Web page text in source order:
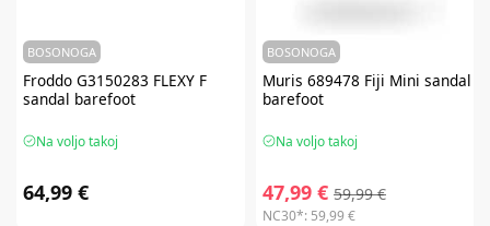
BOSONOGA
FroddoG3150283 FLEXY F
sandal barefoot
Na voljo takoj
64,99 €
BOSONOGA
Muris 689478 Fiji Mini sandal
barefoot
Na voljo takoj
47,99 € 59,99 €
NC30*: 59,99 €